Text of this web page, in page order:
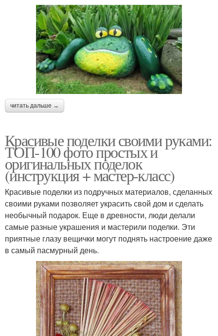
читать дальше →
Красивые поделки своими руками:
ТОП-100 фото простых и
оригинальных поделок
(инструкция + мастер-класс)
Красивые поделки из подручных материалов, сделанных
своими руками позволяет украсить свой дом и сделать
необычный подарок. Еще в древности, люди делали
самые разные украшения и мастерили поделки. Эти
приятные глазу вещички могут поднять настроение даже
в самый пасмурный день.